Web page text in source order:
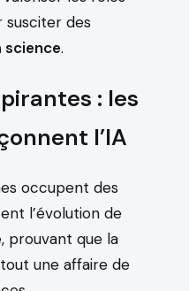
susciter des
science.
: les
l’IA
occupent des
l’évolution de
prouvant que la
une affaire de